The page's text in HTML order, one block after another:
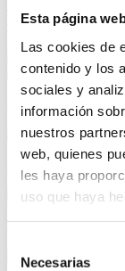
Esta página
Las cookies de
contenido y los
sociales y
información
nuestros
web, quienes
les haya
uso que haya
Necesarias
descargar el
Capsuladores
Material de
fungibles
reactivos merk
material aparatos